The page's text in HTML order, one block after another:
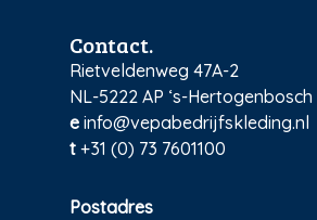
Contact.
Rietveldenweg 47A-2
NL-5222 AP ‘s-Hertogenbosch
e info@vepabedrijfskleding.nl
t +31 (0) 73 7601100
Postadres